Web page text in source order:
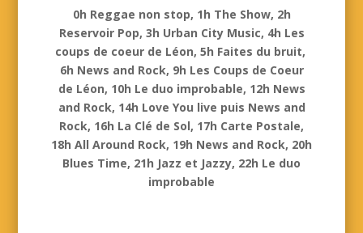
0h Reggae non stop, 1h The Show, 2h
Reservoir Pop, 3h Urban City Music, 4h Les
coups de coeur de Léon, 5h Faites du bruit,
6h News and Rock, 9h Les Coups de Coeur
de Léon, 10h Le duo improbable, 12h News
and Rock, 14h Love You live puis News and
Rock, 16h La Clé de Sol, 17h Carte Postale,
18h All Around Rock, 19h News and Rock, 20h
Blues Time, 21h Jazz et Jazzy, 22h Le duo
improbable